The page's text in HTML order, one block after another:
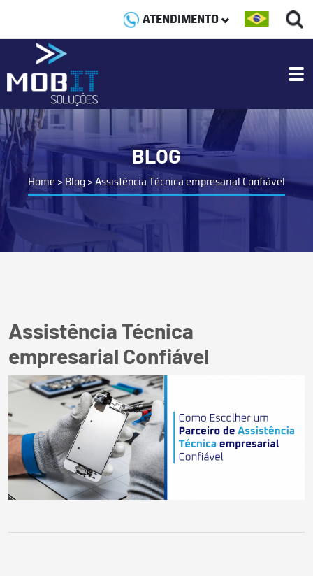
ATENDIMENTO
BLOG
Home > Blog>Assistência Técnica empresarial Confiável
Assistência Técnica
empresarial Confiável